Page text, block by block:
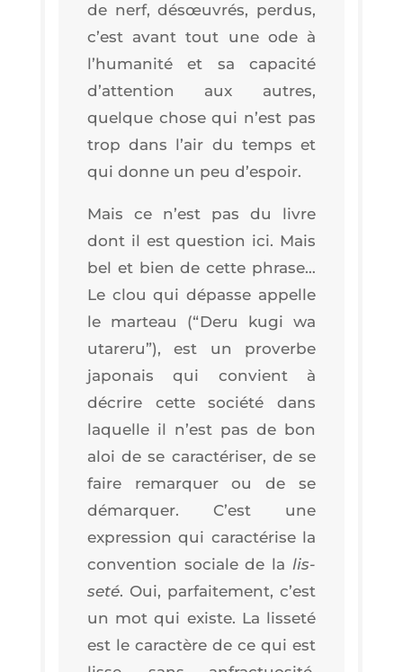
de nerf, dés­œu­vrés, per­dus,
c’est avant tout une ode à
l’hu­ma­ni­té et sa capa­ci­té
d’at­ten­tion aux autres,
quelque chose qui n’est pas
trop dans l’air du temps et
qui donne un peu d’espoir.
Mais ce n’est pas du livre
dont il est ques­tion ici. Mais
bel et bien de cette phrase…
Le clou qui dépasse appelle
le mar­teau (“Deru kugi wa
uta­re­ru”), est un pro­verbe
japo­nais qui convient à
décrire cette socié­té dans
laquelle il n’est pas de bon
aloi de se carac­té­ri­ser, de se
faire remar­quer ou de se
démar­quer. C’est une
expres­sion qui carac­té­rise la
conven­tion sociale de lalis­
se­té. Oui, par­fai­te­ment, c’est
un mot qui existe. La lis­se­té
est le carac­tère de ce qui est